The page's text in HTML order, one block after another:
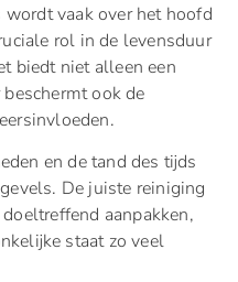
vaak over het hoofd
rol in de levensduur
biedt niet alleen een
ook de
en de tand des tijds
De juiste reiniging
aanpakken,
staat zo veel